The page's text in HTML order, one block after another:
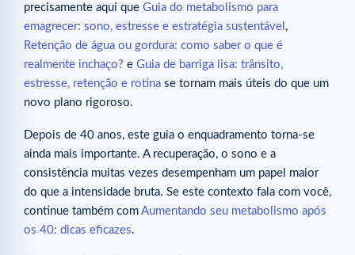
precisamente aqui que Guia do metabolismo para
emagrecer: sono, estresse e estratégia sustentável ,
Retenção de água ou gordura: como saber o que é
realmente inchaço? e Guia de barriga lisa: trânsito,
estresse, retenção e rotina se tornam mais úteis do que um
novo plano rigoroso.
Depois de 40 anos, este guia o enquadramento torna-se
ainda mais importante. A recuperação, o sono e a
consistência muitas vezes desempenham um papel maior
do que a intensidade bruta. Se este contexto fala com você,
continue também com Aumentando seu metabolismo após
os 40: dicas eficazes.